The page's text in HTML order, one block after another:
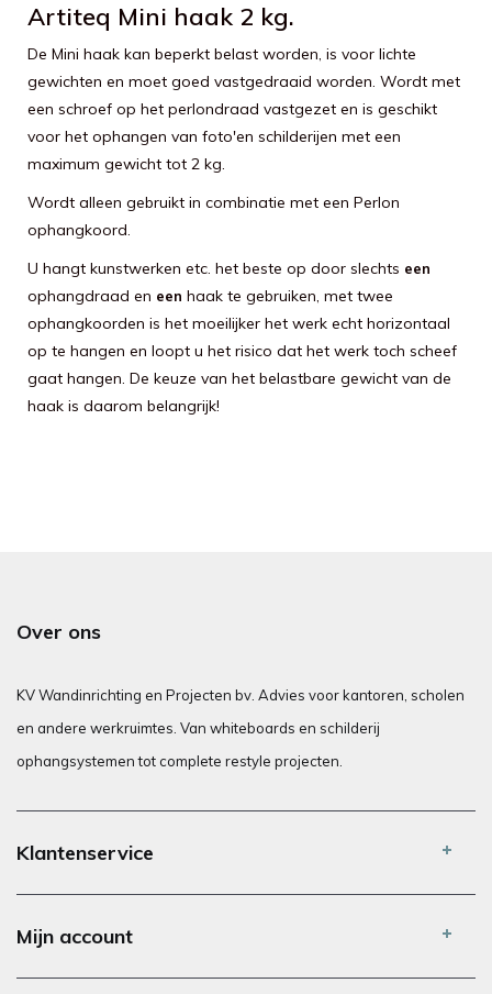
Artiteq Mini haak 2 kg.
De Mini haak kan beperkt belast worden, is voor lichte
gewichten en moet goed vastgedraaid worden. Wordt met
een schroef op het perlondraad vastgezet en is geschikt
voor het ophangen van foto'en schilderijen met een
maximum gewicht tot 2 kg.
Wordt alleen gebruikt in combinatie met een Perlon
ophangkoord.
U hangt kunstwerken etc. het beste op door slechts een
ophangdraad en een haak te gebruiken, met twee
ophangkoorden is het moeilijker het werk echt horizontaal
op te hangen en loopt u het risico dat het werk toch scheef
gaat hangen. De keuze van het belastbare gewicht van de
haak is daarom belangrijk!
Over ons
KV Wandinrichting en Projecten bv. Advies voor kantoren, scholen
en andere werkruimtes. Van whiteboards en schilderij
ophangsystemen tot complete restyle projecten.
Klantenservice
Mijn account